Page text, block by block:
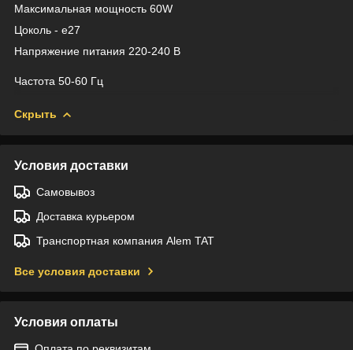
Максимальная мощность 60W
Цоколь - e27
Напряжение питания 220-240 В
Частота 50-60 Гц
Скрыть
Условия доставки
Самовывоз
Доставка курьером
Транспортная компания Alem TAT
Все условия доставки
Условия оплаты